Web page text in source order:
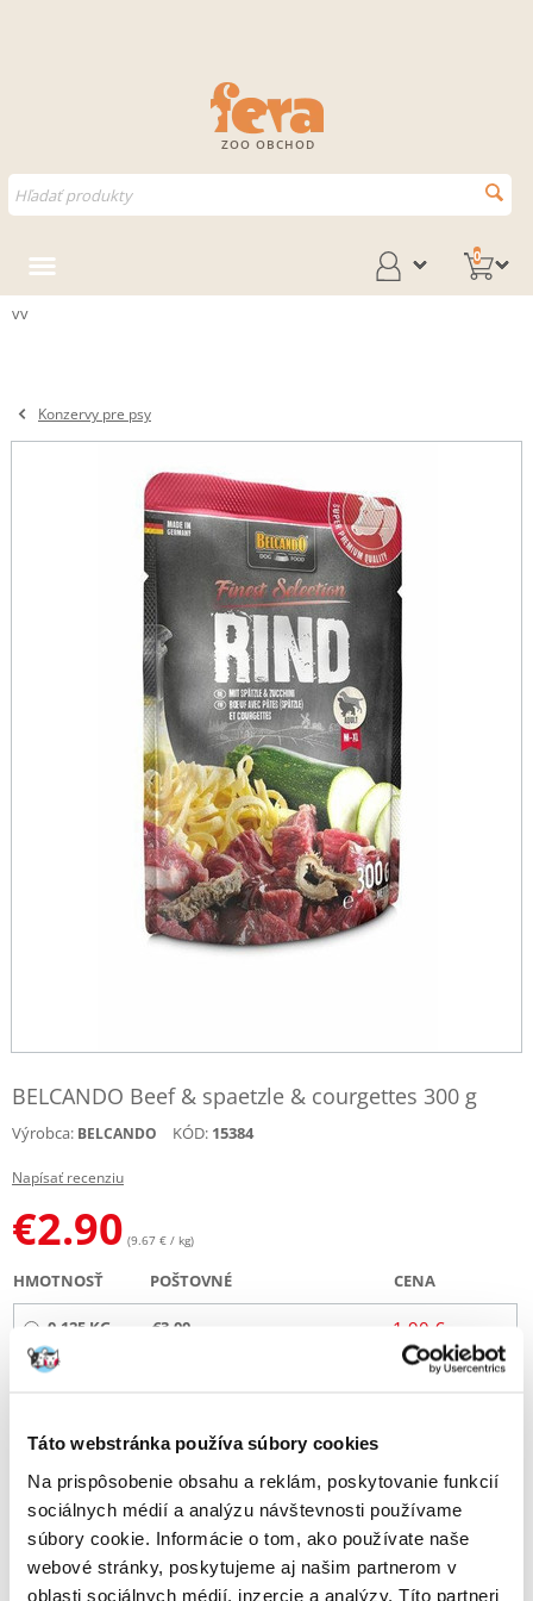
Táto webstránka používa súbory cookies
Na prispôsobenie obsahu a reklám, poskytovanie funkcií
sociálnych médií a analýzu návštevnosti používame
súbory cookie. Informácie o tom, ako používate naše
webové stránky, poskytujeme aj našim partnerom v
oblasti sociálnych médií, inzercie a analýzy. Títo partneri
ZOO OBCHOD
0
vv
Konzervy pre psy
BELCANDO Beef & spaetzle & courgettes 300 g
Výrobca: BELCANDO KÓD: 15384
Napísať recenziu
€2.90 (9.67 € / kg)
HMOTNOSŤ POŠTOVNÉ CENA
0.125 KG €3.00 1.90 €
(€14.62/ KG)
Fotky našich zákazníkov Pozri ďalšie fotografie
Popis